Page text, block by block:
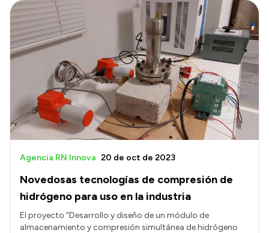
Novedosas tecnologías de compresión de
hidrógeno para uso en la industria
Agencia RN Innova 20 de oct de 2023
El proyecto “Desarrollo y diseño de un módulo de
almacenamiento y compresión simultánea de hidrógeno